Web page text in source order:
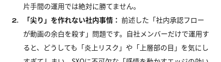
片手間の運用では絶対に勝てません。
2. 「尖り」を作れない社内事情： 前述した「社内承認フロー
が動画の余白を殺す」問題です。自社メンバーだけで運用す
ると、どうしても「炎上リスク」や「上層部の目」を気にし